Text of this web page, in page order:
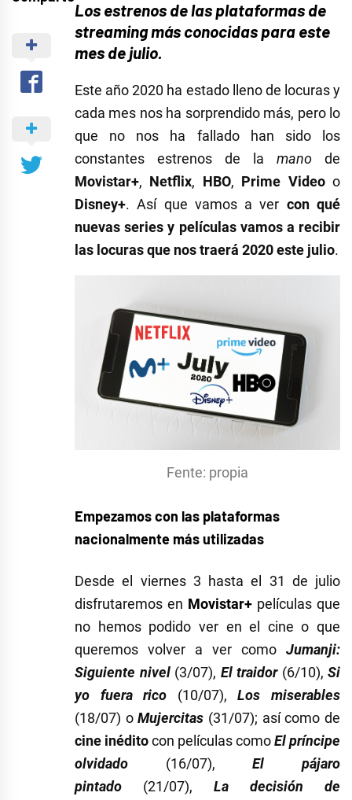
Los estrenos de las plataformas de
streaming más conocidas para este
mes de julio.
Este año 2020 ha estado lleno de locuras y
cada mes nos ha sorprendido más, pero lo
que no nos ha fallado han sido los
constantes estrenos de la mano de
Movistar+, Netflix, HBO, Prime Videoo
Disney+. Así que vamos a ver con qué
nuevas series y películas vamos a recibir
las locuras que nos traerá 2020 este julio.
Fente: propia
Empezamos con las plataformas
nacionalmente más utilizadas
Desde el viernes 3 hasta el 31 de julio
disfrutaremos en Movistar+ películas que
no hemos podido ver en el cine o que
queremos volver a ver como Jumanji:
Siguiente nivel (3/07), El traidor (6/10), Si
yo fuera rico (10/07),Los miserables
(18/07) oMujercitas (31/07); así como de
cine inéditocon películas comoEl príncipe
olvidado
(16/07),El pájaro
pintado
(21/07), La decisión de